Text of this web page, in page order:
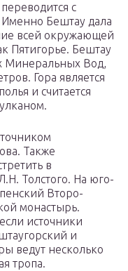
с
Именно Бештау дала
всей окружающей
Пятигорье. Бештау
Минеральных Вод,
Гора является
и считается
Также
в
Толстого. На юго-
Второ-
монастырь.
источники
и
ведут несколько
тропа.